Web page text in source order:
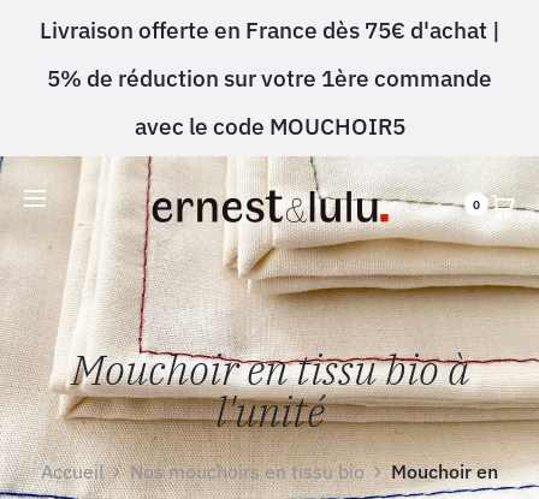
Livraison offerte en France dès 75€ d'achat |
5% de réduction sur votre 1ère commande
avec le code MOUCHOIR5
0
Mouchoir en tissu bio à
l'unité
Accueil Nos mouchoirs en tissu bio
Mouchoir en